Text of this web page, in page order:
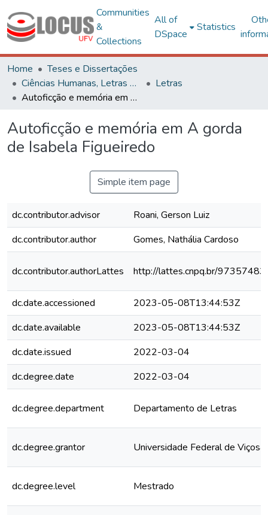
Communities
&
Collections
All of
DSpace
Statistics
Home
Teses e Dissertações
Ciências Humanas, Letras e Artes
Letras
Autoficção e memória em A gorda de Isabela Figueiredo
Autoficção e memória em A gorda
de Isabela Figueiredo
Simple item page
dc.contributor.advisor
Roani, Gerson Luiz
dc.contributor.author
Gomes, Nathália Cardoso
dc.contributor.authorLattes http://lattes.cnpq.br/
dc.date.accessioned
2023-05-08T13:44:53Z
dc.date.available
2023-05-08T13:44:53Z
dc.date.issued
2022-03-04
dc.degree.date
2022-03-04
dc.degree.department Departamento de Letras
dc.degree.grantor Universidade Federal de Viçosa
dc.degree.level Mestrado